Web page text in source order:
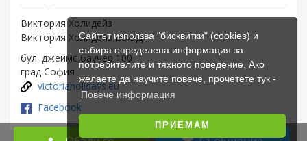
Сайтът използва "бисквитки" (cookies) и
събира определена информация за
потребителите и тяхното поведение. Ако
желаете да научите повече, прочетете тук -
Повече информация
ПРИЕМАМ
Виктория Холидейз
Виктория Холидейз ЕООД
бул. джеймс баучер 100
град София
victoriaholidays.eu
Facebook